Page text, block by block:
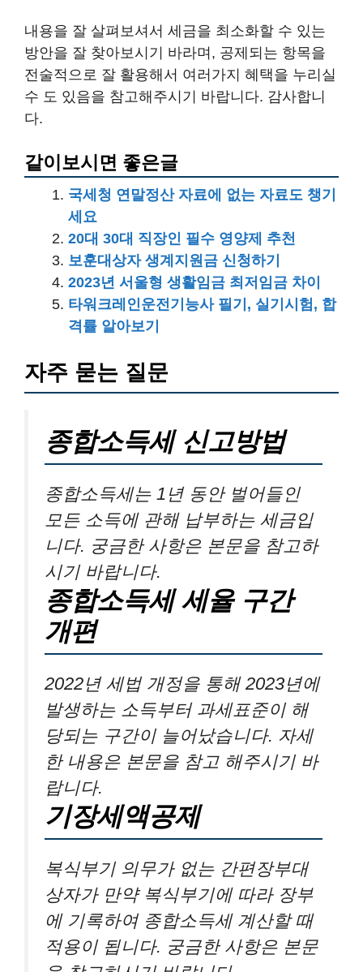
내용을 잘 살펴보셔서 세금을 최소화할 수 있는
방안을 잘 찾아보시기 바라며, 공제되는 항목을
전술적으로 잘 활용해서 여러가지 혜택을 누리실
수 도 있음을 참고해주시기 바랍니다. 감사합니
다.
같이보시면 좋은글
국세청 연말정산 자료에 없는 자료도 챙기
세요
20대 30대 직장인 필수 영양제 추천
보훈대상자 생계지원금 신청하기
2023년 서울형 생활임금 최저임금 차이
타워크레인운전기능사 필기, 실기시험, 합
격률 알아보기
자주 묻는 질문
종합소득세 신고방법
종합소득세는 1년 동안 벌어들인
모든 소득에 관해 납부하는 세금입
니다. 궁금한 사항은 본문을 참고하
시기 바랍니다.
종합소득세 세율 구간
개편
2022년 세법 개정을 통해 2023년에
발생하는 소득부터 과세표준이 해
당되는 구간이 늘어났습니다. 자세
한 내용은 본문을 참고 해주시기 바
랍니다.
기장세액공제
복식부기 의무가 없는 간편장부대
상자가 만약 복식부기에 따라 장부
에 기록하여 종합소득세 계산할 때
적용이 됩니다. 궁금한 사항은 본문